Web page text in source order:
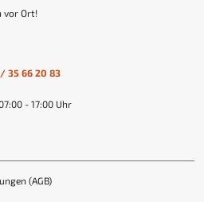
vor Ort!
35 66 20 83
- 17:00 Uhr
(AGB)